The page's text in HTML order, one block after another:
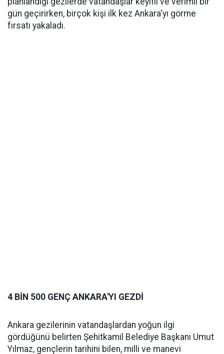
gün geçirirken, birçok kişi ilk kez Ankara'yı görme
fırsatı yakaladı.
4 BİN 500 GENÇ ANKARA'YI GEZDİ
Ankara gezilerinin vatandaşlardan yoğun ilgi
gördüğünü belirten Şehitkamil Belediye Başkanı Umut
Yılmaz, gençlerin tarihini bilen, milli ve manevi